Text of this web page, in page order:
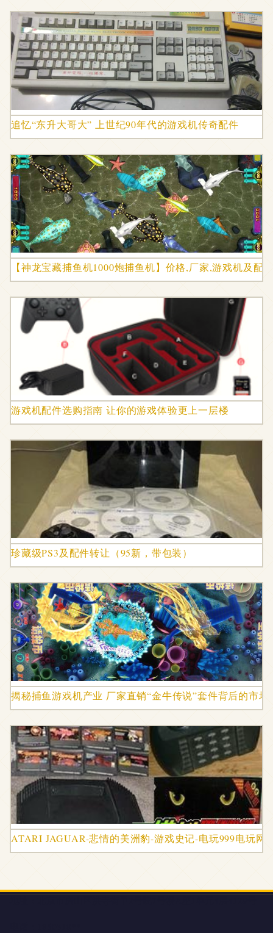
追忆“东升大哥大” 上世纪90年代的游戏机传奇配件
【神龙宝藏捕鱼机1000炮捕鱼机】价格,厂家,游戏机及配
游戏机配件选购指南 让你的游戏体验更上一层楼
珍藏级PS3及配件转让（95新，带包装）
揭秘捕鱼游戏机产业 厂家直销“金牛传说”套件背后的市场
ATARI JAGUAR-悲情的美洲豹-游戏史记-电玩999电玩网